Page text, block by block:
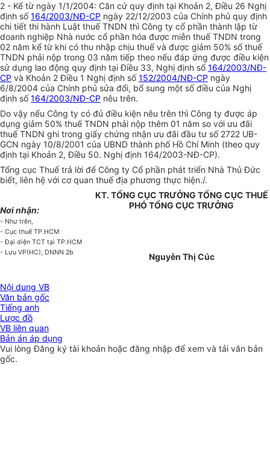
2 - Kể từ ngày 1/1/2004: Căn cứ quy định tại Khoản 2, Điều 26 Nghị
định số164/2003/NĐ-CP ngày 22/12/2003 của Chính phủ quy định
chi tiết thi hành Luật thuế TNDN thì Công ty cổ phần thành lập từ
doanh nghiệp Nhà nước cổ phần hóa được miễn thuế TNDN trong
02 năm kể từ khi có thu nhập chịu thuế và được giảm 50% số thuế
TNDN phải nộp trong 03 năm tiếp theo nếu đáp ứng được điều kiện
sử dụng lao động quy định tại Điều 33, Nghị định số164/2003/NĐ-
CP và Khoản 2 Điều 1 Nghị định số152/2004/NĐ-CP ngày
6/8/2004 của Chính phủ sửa đổi, bổ sung một số điều của Nghị
định số164/2003/NĐ-CP nêu trên.
Do vậy nếu Công ty có đủ điều kiện nêu trên thì Công ty được áp
dụng giảm 50% thuế TNDN phải nộp thêm 01 năm so với ưu đãi
thuế TNDN ghi trong giấy chứng nhận ưu đãi đầu tư số 2722 UB-
GCN ngày 10/8/2001 của UBND thành phố Hồ Chí Minh (theo quy
định tại Khoản 2, Điều 50. Nghị định 164/2003-NĐ-CP).
Tổng cục Thuế trả lời để Công ty Cổ phần phát triển Nhà Thủ Đức
biết, liên hệ với cơ quan thuế địa phương thực hiện./.
Nơi nhận:
- Như trên,
- Cục thuế TP.HCM
- Đại diện TCT tại TP.HCM
- Lưu VP(HC), DNNN 2b
KT. TỔNG CỤC TRƯỞNG TỔNG CỤC THUẾ
PHÓ TỔNG CỤC TRƯỞNG
Nguyễn Thị Cúc
Nội dung VB
Văn bản gốc
Tiếng anh
Lược đồ
VB liên quan
Bản án áp dụng
Vui lòngĐăng ký tài khoản hoặc đăng nhập để xem và tải văn bản
gốc.